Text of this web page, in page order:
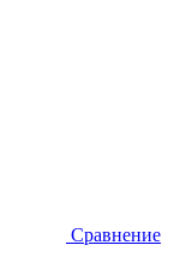
Сравнение